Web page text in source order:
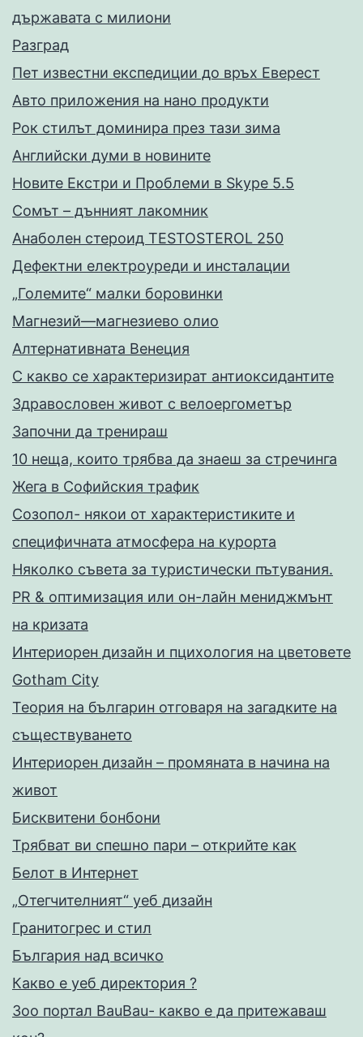
държавата с милиони
Разград
Пет известни експедиции до връх Еверест
Авто приложения на нано продукти
Рок стилът доминира през тази зима
Английски думи в новините
Новите Екстри и Проблеми в Skype 5.5
Сомът – дънният лакомник
Анаболен стероид TESTOSTEROL 250
Дефектни електроуреди и инсталации
„Големите“ малки боровинки
Магнезий—магнезиево олио
Алтернативната Венеция
С какво се характеризират антиоксидантите
Здравословен живот с велоергометър
Запoчни да тренираш
10 неща, които трябва да знаеш за стречинга
Жега в Софийския трафик
Созопол- някои от характеристиките и
специфичната атмосфера на курорта
Няколко съвета за туристически пътувания.
PR & оптимизация или он-лайн мениджмънт
на кризата
Интериорен дизайн и пцихология на цветовете
Gotham City
Теория на българин отговаря на загадките на
съществуването
Интериорен дизайн – промяната в начина на
живот
Бисквитени бонбони
Трябват ви спешно пари – открийте как
Белот в Интернет
„Отегчителният“ уеб дизайн
Гранитогрес и стил
България над всичко
Какво е уеб директория ?
Зоо портал BauBau- какво е да притежаваш